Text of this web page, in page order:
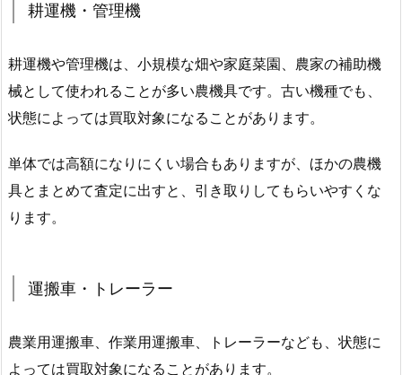
耕運機・管理機
耕運機や管理機は、小規模な畑や家庭菜園、農家の補助機
械として使われることが多い農機具です。古い機種でも、
状態によっては買取対象になることがあります。
単体では高額になりにくい場合もありますが、ほかの農機
具とまとめて査定に出すと、引き取りしてもらいやすくな
ります。
運搬車・トレーラー
農業用運搬車、作業用運搬車、トレーラーなども、状態に
よっては買取対象になることがあります。